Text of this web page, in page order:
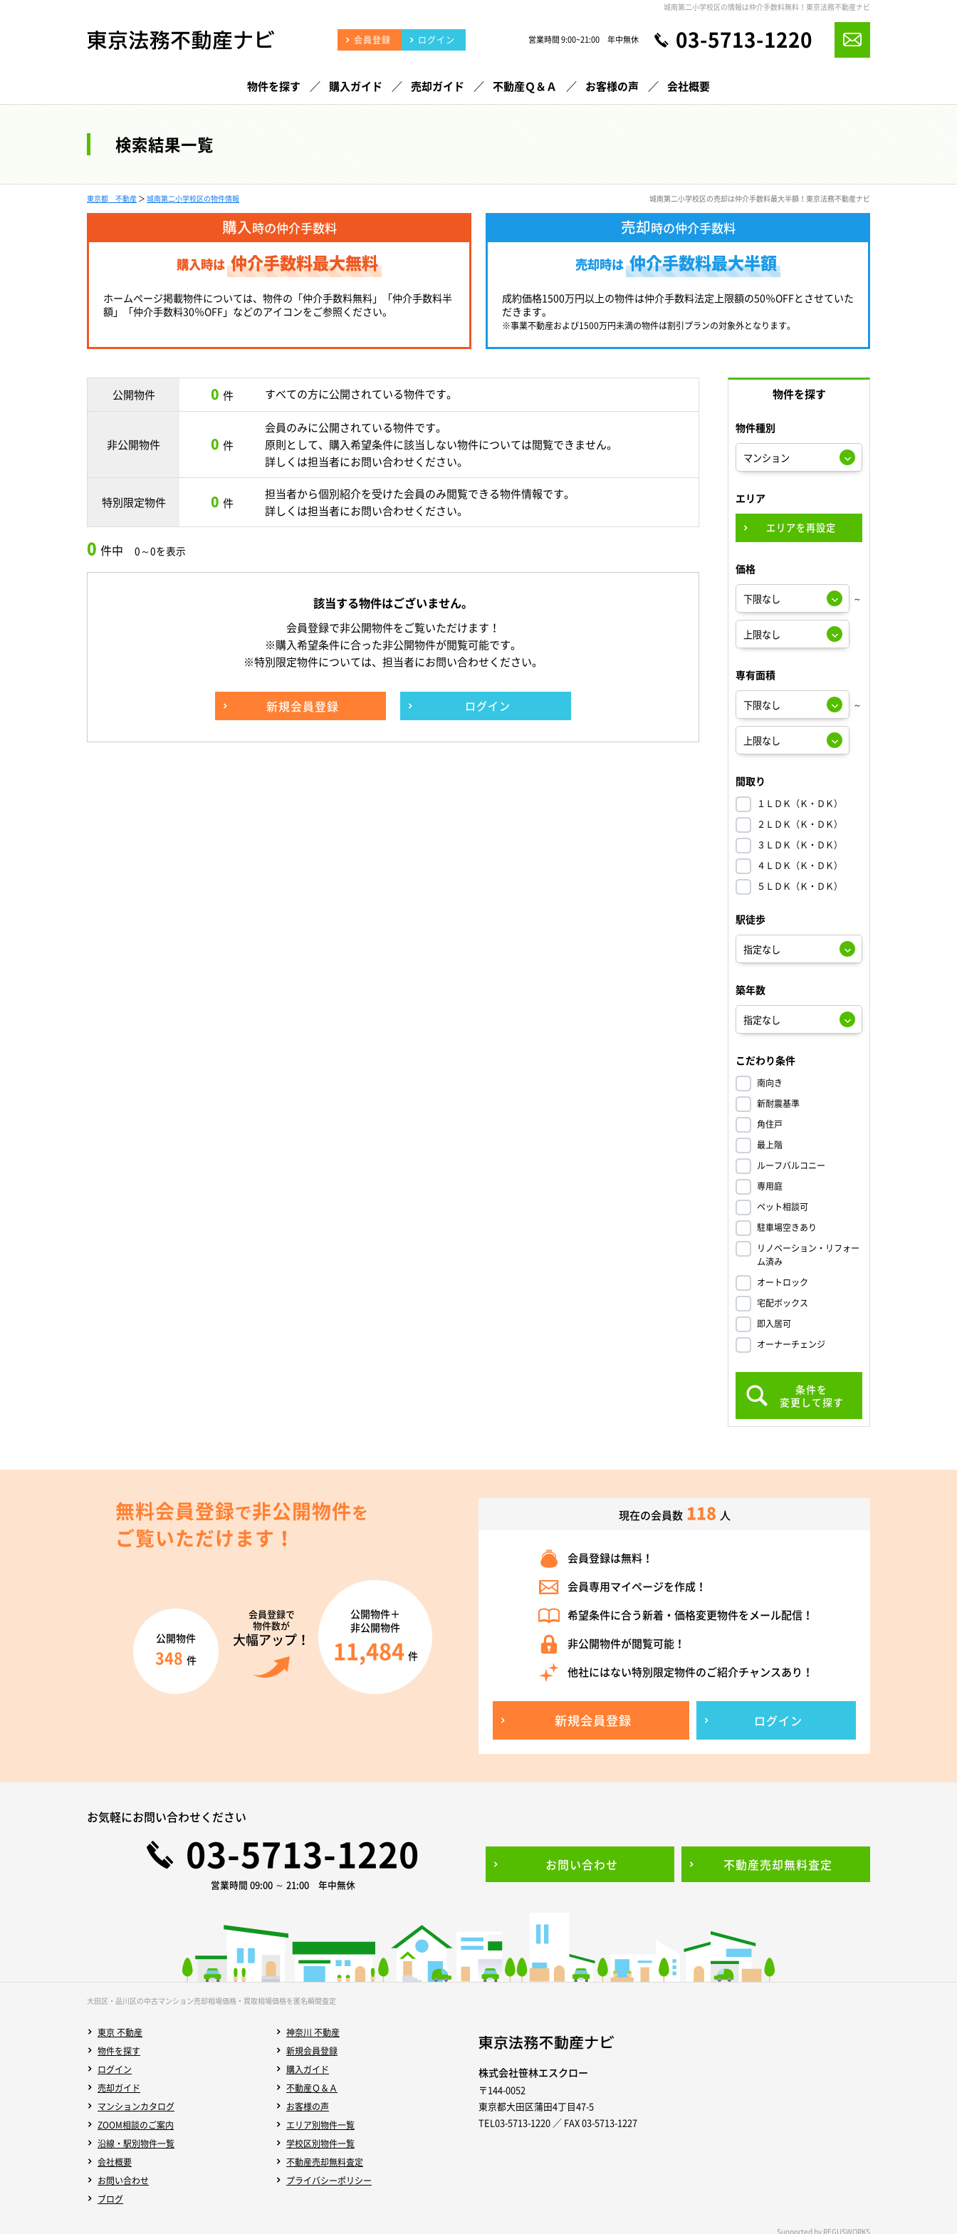
城南第二小学校区の情報は仲介手数料無料！東京法務不動産ナビ
会員登録 ログイン 営業時間 9:00~21:00 年中無休 03-5713-1220
物件を探す 購入ガイド 売却ガイド 不動産Ｑ＆Ａ お客様の声 会社概要
検索結果一覧
東京都 不動産 ＞ 城南第二小学校区の物件情報 城南第二小学校区の売却は仲介手数料最大半額！東京法務不動産ナビ
購入時の仲介手数料
購入時は 仲介手数料最大無料
ホームページ掲載物件については、物件の「仲介手数料無料」「仲介手数料半
額」「仲介手数料30％OFF」などのアイコンをご参照ください。
売却時の仲介手数料
売却時は 仲介手数料最大半額
成約価格1500万円以上の物件は仲介手数料法定上限額の50％OFFとさせていた
だきます。
※事業不動産および1500万円未満の物件は割引プランの対象外となります。
公開物件 0 件 すべての方に公開されている物件です。
非公開物件 0 件
会員のみに公開されている物件です。
原則として、購入希望条件に該当しない物件については閲覧できません。
詳しくは担当者にお問い合わせください。
特別限定物件 0 件
担当者から個別紹介を受けた会員のみ閲覧できる物件情報です。
詳しくは担当者にお問い合わせください。
0 件中 0～0を表示
該当する物件はございません。
会員登録で非公開物件をご覧いただけます！
※購入希望条件に合った非公開物件が閲覧可能です。
※特別限定物件については、担当者にお問い合わせください。
新規会員登録 ログイン
物件を探す
物件種別
エリア
エリアを再設定
価格
～
専有面積
～
間取り
１ＬＤＫ（Ｋ・ＤＫ）
２ＬＤＫ（Ｋ・ＤＫ）
３ＬＤＫ（Ｋ・ＤＫ）
４ＬＤＫ（Ｋ・ＤＫ）
５ＬＤＫ（Ｋ・ＤＫ）
駅徒歩
築年数
こだわり条件
南向き
新耐震基準
角住戸
最上階
ルーフバルコニー
専用庭
ペット相談可
駐車場空きあり
リノベーション・リフォー
ム済み
オートロック
宅配ボックス
即入居可
オーナーチェンジ
条件を
変更して探す
無料会員登録で非公開物件を
ご覧いただけます！
会員登録で
物件数が
大幅アップ！
公開物件
348 件
公開物件＋
非公開物件
11,484 件
現在の会員数 118 人
会員登録は無料！
会員専用マイページを作成！
希望条件に合う新着・価格変更物件をメール配信！
非公開物件が閲覧可能！
他社にはない特別限定物件のご紹介チャンスあり！
新規会員登録 ログイン
お気軽にお問い合わせください
03-5713-1220
営業時間 09:00 ～ 21:00 年中無休
お問い合わせ 不動産売却無料査定
大田区・品川区の中古マンション売却相場価格・買取相場価格を匿名瞬間査定
東京 不動産
神奈川 不動産
物件を探す
新規会員登録
ログイン
購入ガイド
売却ガイド
不動産Ｑ＆Ａ
マンションカタログ
お客様の声
ZOOM相談のご案内
エリア別物件一覧
沿線・駅別物件一覧
学校区別物件一覧
会社概要
不動産売却無料査定
お問い合わせ
プライバシーポリシー
ブログ
株式会社笹林エスクロー
〒144-0052
東京都大田区蒲田4丁目47-5
TEL03-5713-1220 ／ FAX 03-5713-1227
Supported by REGUSWORKS